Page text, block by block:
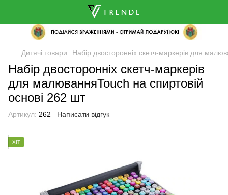
Дитячі товари Набір двосторонніх скетч-маркерів для
Набір двосторонніх скетч-маркерів
для малюванняTouch на спиртовій
основі 262 шт
Артикул: 262 Написати відгук
ХІТ